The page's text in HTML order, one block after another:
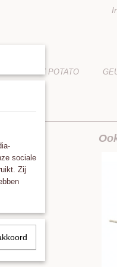
LUCKY POTATO
sociale
Zij